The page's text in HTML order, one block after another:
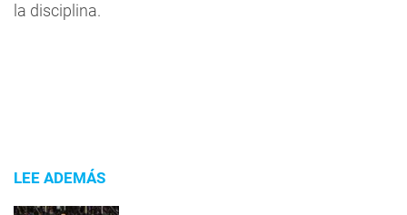
la disciplina.
LEE ADEMÁS